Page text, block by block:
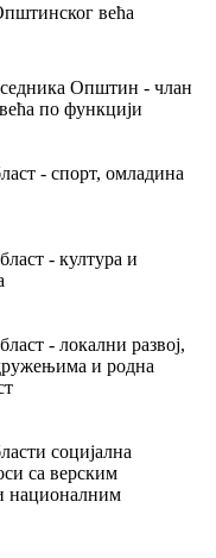
већа
Општин - члан
по функцији
- спорт, омладина
- култура и
- локални развој,
и родна
социјална
са верским
националним